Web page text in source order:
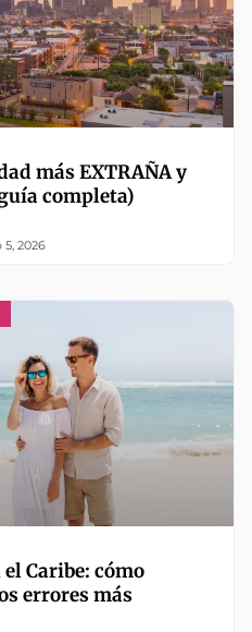
más EXTRAÑA y
completa)
5, 2026
Caribe: cómo
errores más